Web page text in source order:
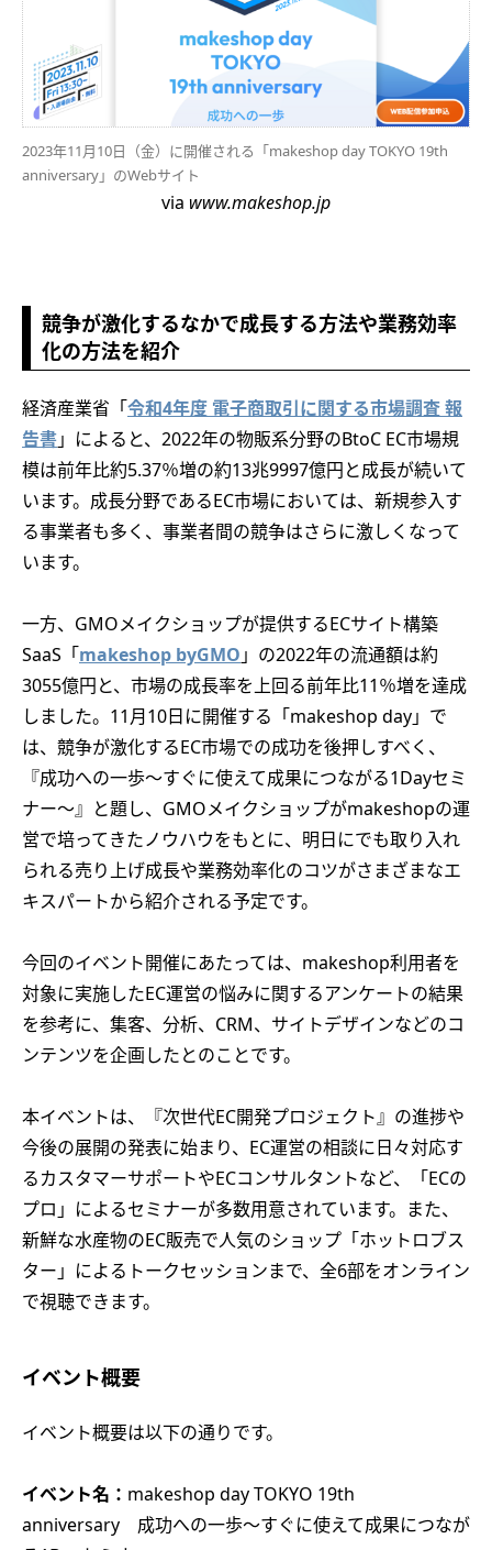
2023年11月10日（金）に開催される「makeshop day TOKYO 19th
anniversary」のWebサイト
via www.makeshop.jp
競争が激化するなかで成長する方法や業務効率
化の方法を紹介
経済産業省「令和4年度 電子商取引に関する市場調査 報
告書」によると、2022年の物販系分野のBtoC EC市場規
模は前年比約5.37％増の約13兆9997億円と成長が続いて
います。成長分野であるEC市場においては、新規参入す
る事業者も多く、事業者間の競争はさらに激しくなって
います。
一方、GMOメイクショップが提供するECサイト構築
SaaS「makeshop byGMO 」の2022年の流通額は約
3055億円と、市場の成長率を上回る前年比11％増を達成
しました。11月10日に開催する「makeshop day」で
は、競争が激化するEC市場での成功を後押しすべく、
『成功への一歩～すぐに使えて成果につながる1Dayセミ
ナー～』と題し、GMOメイクショップがmakeshopの運
営で培ってきたノウハウをもとに、明日にでも取り入れ
られる売り上げ成長や業務効率化のコツがさまざまなエ
キスパートから紹介される予定です。
今回のイベント開催にあたっては、makeshop利用者を
対象に実施したEC運営の悩みに関するアンケートの結果
を参考に、集客、分析、CRM、サイトデザインなどのコ
ンテンツを企画したとのことです。
本イベントは、『次世代EC開発プロジェクト』の進捗や
今後の展開の発表に始まり、EC運営の相談に日々対応す
るカスタマーサポートやECコンサルタントなど、「ECの
プロ」によるセミナーが多数用意されています。また、
新鮮な水産物のEC販売で人気のショップ「ホットロブス
ター」によるトークセッションまで、全6部をオンライン
で視聴できます。
イベント概要
イベント概要は以下の通りです。
イベント名： makeshop day TOKYO 19th
anniversary 成功への一歩～すぐに使えて成果につなが